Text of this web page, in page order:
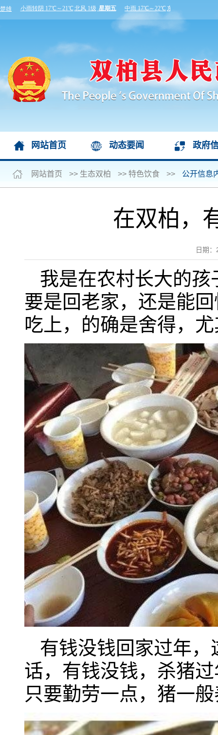
网站首页 动态要闻 政府
网站首页 >> 生态双柏 >> 特色饮食 >> 公开信息
在双柏，
日期
我是在农村长大的
要是回老家，还是能
吃上，的确是舍得，
有钱没钱回家过年
话，有钱没钱，杀猪
只要勤劳一点，猪一